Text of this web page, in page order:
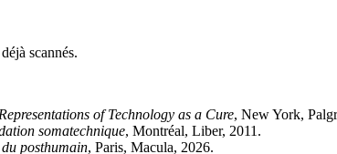
scannés.
of Technology as a Cure, New York,
somatechnique, Montréal, Liber, 2011.
posthumain, Paris, Macula, 2026.